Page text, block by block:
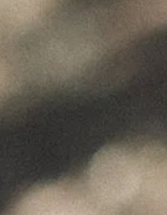
for winemakers and
but I wish I will always
to share it with."
- Sabrosa